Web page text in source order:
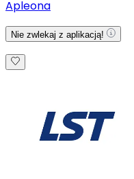
Apleona
Nie zwlekaj z aplikacją!